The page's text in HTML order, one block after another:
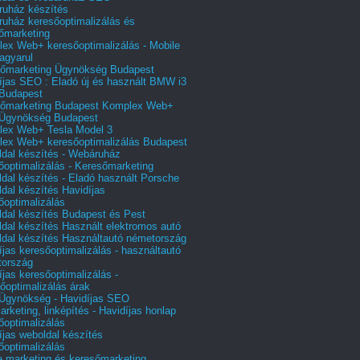
készítés
keresőoptimalizálás és
Web+ keresőoptimalizálás - Mobile
Ügynökség Budapest
SEO : Eladó új és használt BMW i3
Budapest Komplex Web+
Budapest
Web+ Tesla Model 3
Web+ keresőoptimalizálás Budapest
készítés - Webáruház
- Keresőmarketing
készítés - Eladó használt Porsche
készítés Havidíjas
készítés Budapest és Pest
készítés Használt elektromos autó
készítés Használtautó németország
keresőoptimalizálás - használtautó
keresőoptimalizálás -
árak
- Havidíjas SEO
linképítés - Havidíjas honlap
weboldal készítés